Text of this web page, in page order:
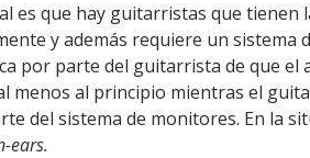
es que hay guitarristas que tienen
y además requiere un sistema
por parte del guitarrista de que el
menos al principio mientras el
del sistema de monitores. En la
ears.